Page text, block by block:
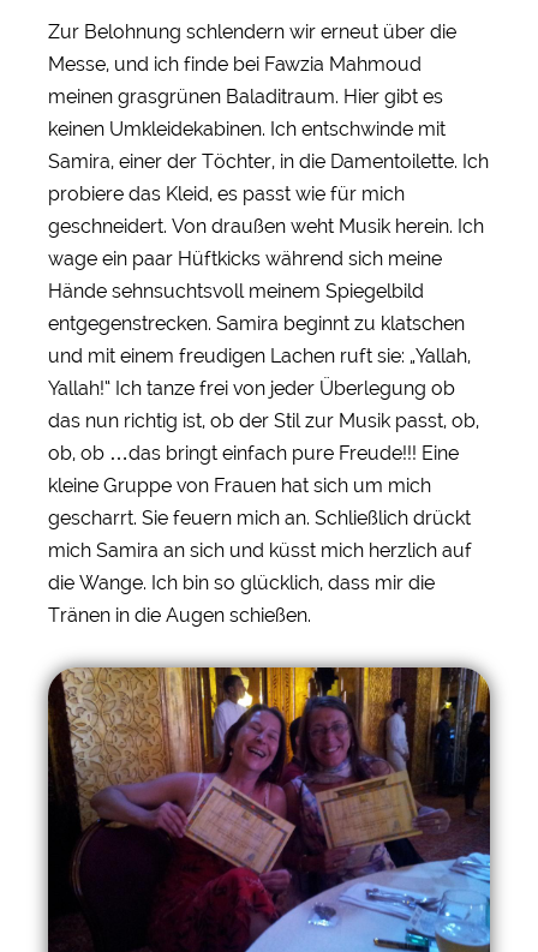
Zur Belohnung schlendern wir erneut über die
Messe, und ich finde bei Fawzia Mahmoud
meinen grasgrünen Baladitraum. Hier gibt es
keinen Umkleidekabinen. Ich entschwinde mit
Samira, einer der Töchter, in die Damentoilette. Ich
probiere das Kleid, es passt wie für mich
geschneidert. Von draußen weht Musik herein. Ich
wage ein paar Hüftkicks während sich meine
Hände sehnsuchtsvoll meinem Spiegelbild
entgegenstrecken. Samira beginnt zu klatschen
und mit einem freudigen Lachen ruft sie: „Yallah,
Yallah!“ Ich tanze frei von jeder Überlegung ob
das nun richtig ist, ob der Stil zur Musik passt, ob,
ob, ob …das bringt einfach pure Freude!!! Eine
kleine Gruppe von Frauen hat sich um mich
gescharrt. Sie feuern mich an. Schließlich drückt
mich Samira an sich und küsst mich herzlich auf
die Wange. Ich bin so glücklich, dass mir die
Tränen in die Augen schießen.